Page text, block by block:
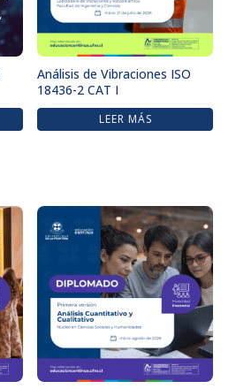
Análisis de Vibraciones ISO
18436-2 CAT I
LEER MÁS